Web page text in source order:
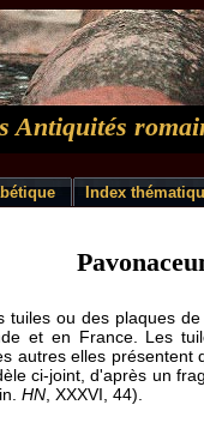
Antiquités
Index
tuiles ou des plaques
et en France. Les
autres elles
ci-joint, d'après un
HN , XXXVI, 44).